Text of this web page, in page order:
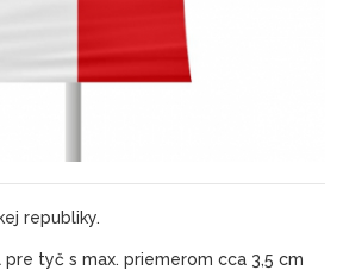
republiky.
tyč s max. priemerom cca 3,5 cm